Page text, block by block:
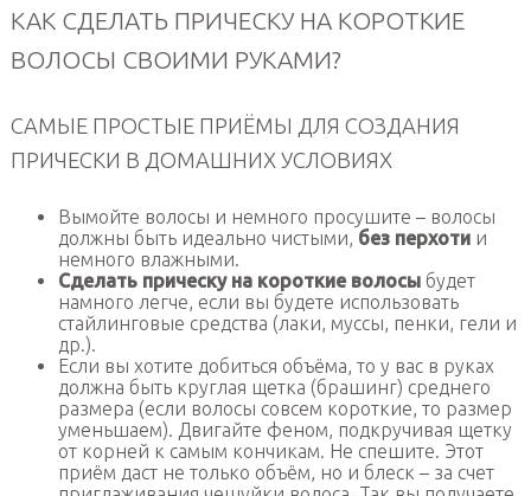
КАК СДЕЛАТЬ ПРИЧЕСКУ НА КОРОТКИЕ
ВОЛОСЫ СВОИМИ РУКАМИ?
САМЫЕ ПРОСТЫЕ ПРИЁМЫ ДЛЯ СОЗДАНИЯ
ПРИЧЕСКИ В ДОМАШНИХ УСЛОВИЯХ
Вымойте волосы и немного просушите – волосы
должны быть идеально чистыми, без перхотии
немного влажными.
Сделать прическу на короткие волосыбудет
намного легче, если вы будете использовать
стайлинговые средства (лаки, муссы, пенки, гели и
др.).
Если вы хотите добиться объёма, то у вас в руках
должна быть круглая щетка (брашинг) среднего
размера (если волосы совсем короткие, то размер
уменьшаем). Двигайте феном, подкручивая щетку
от корней к самым кончикам. Не спешите. Этот
приём даст не только объём, но и блеск – за счет